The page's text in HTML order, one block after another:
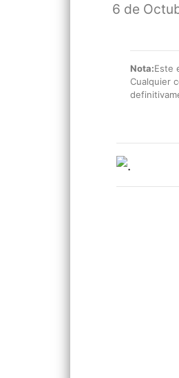
6 de
Nota:Este
Cualquier